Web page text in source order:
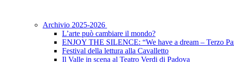
Archivio 2025-2026
L’arte può cambiare il mondo?
ENJOY THE SILENCE: “We have a dream – Terzo
Festival della lettura alla Cavalletto
Il Valle in scena al Teatro Verdi di Padova